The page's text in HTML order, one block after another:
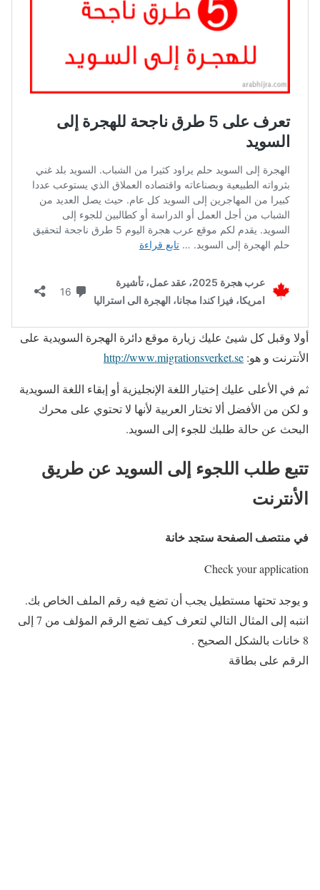
أولا وقبل كل شيئ عليك زيارة موقع دائرة الهجرة السويدية على
الأنترنت و هو: http://www.migrationsverket.se
ثم في الأعلى عليك إختيار اللغة الإنجليزية أو إبقاء اللغة السويدية
و لكن من الأفضل ألا تختار العربية لأنها لا تحتوي على محرك
البحث عن حالة طلبك للجوء إلى السويد.
تتبع طلب اللجوء إلى السويد عن طريق
الأنترنت
في منتصف الصفحة ستجد خانة
Check your application
و يوجد تحتها مستطيل يجب أن تضع فيه رقم الملف الخاص بك.
انتبه إلى المثال التالي لتعرف كيف تضع الرقم المؤلف من 7 إلى
8 خانات بالشكل الصحيح .
الرقم على بطاقة